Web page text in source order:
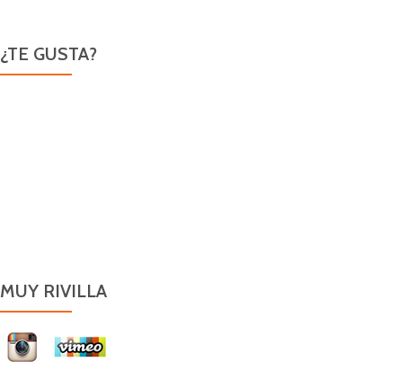
¿TE GUSTA?
MUY RIVILLA